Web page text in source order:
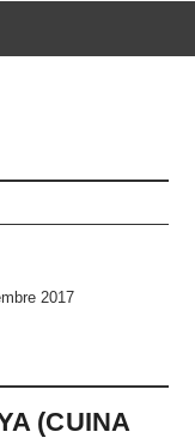
2017
(CUINA